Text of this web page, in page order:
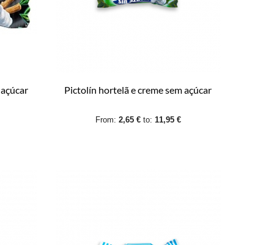
Pictolín hortelã e creme sem açúcar
From: 2,65 € to: 11,95 €